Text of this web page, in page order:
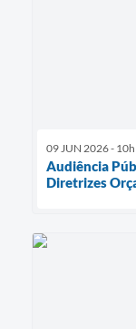
09 JUN 2026 -
Audiência
Diretrizes